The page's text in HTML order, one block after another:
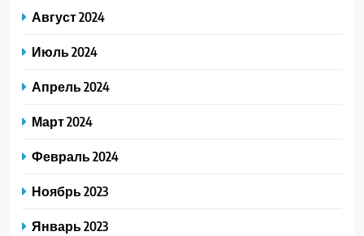
Август 2024
Июль 2024
Апрель 2024
Март 2024
Февраль 2024
Ноябрь 2023
Январь 2023